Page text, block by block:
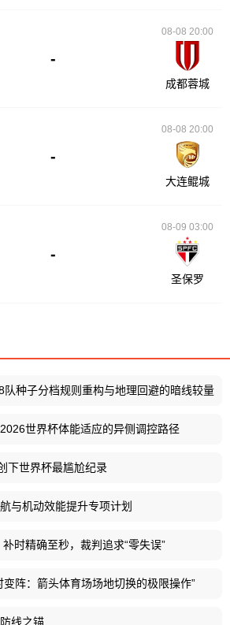
-
08-08 20:00
成都蓉城
-
08-08 20:00
大连鲲城
-
08-09 03:00
圣保罗
队种子分档规则重构与地理回避的暗线较量
世界杯体能适应的异侧调控路径
下世界杯最尴尬纪录
与机动效能提升专项计划
时精确至秒，裁判追求“零失误”
变阵：箭头体育场场地切换的极限操作”
线之锚